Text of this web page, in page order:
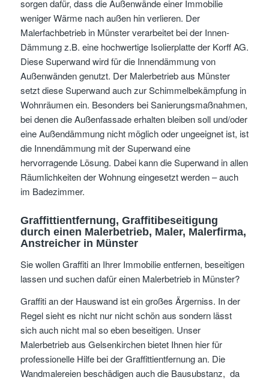
sorgen dafür, dass die Außenwände einer Immobilie
weniger Wärme nach außen hin verlieren. Der
Malerfachbetrieb in Münster verarbeitet bei der Innen-
Dämmung z.B. eine hochwertige Isolierplatte der Korff AG.
Diese Superwand wird für die Innendämmung von
Außenwänden genutzt. Der Malerbetrieb aus Münster
setzt diese Superwand auch zur Schimmelbekämpfung in
Wohnräumen ein. Besonders bei Sanierungsmaßnahmen,
bei denen die Außenfassade erhalten bleiben soll und/oder
eine Außendämmung nicht möglich oder ungeeignet ist, ist
die Innendämmung mit der Superwand eine
hervorragende Lösung. Dabei kann die Superwand in allen
Räumlichkeiten der Wohnung eingesetzt werden – auch
im Badezimmer.
Graffittientfernung, Graffitibeseitigung
durch einen Malerbetrieb, Maler, Malerfirma,
Anstreicher in Münster
Sie wollen Graffiti an Ihrer Immobilie entfernen, beseitigen
lassen und suchen dafür einen Malerbetrieb in Münster?
Graffiti an der Hauswand ist ein großes Ärgerniss. In der
Regel sieht es nicht nur nicht schön aus sondern lässt
sich auch nicht mal so eben beseitigen. Unser
Malerbetrieb aus Gelsenkirchen bietet Ihnen hier für
professionelle Hilfe bei der Graffittientfernung an. Die
Wandmalereien beschädigen auch die Bausubstanz, da